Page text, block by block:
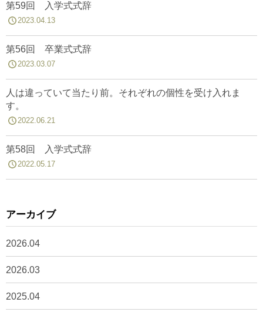
第59回 入学式式辞
2023.04.13
第56回 卒業式式辞
2023.03.07
人は違っていて当たり前。それぞれの個性を受け入れま
す。
2022.06.21
第58回 入学式式辞
2022.05.17
アーカイブ
2026.04
2026.03
2025.04